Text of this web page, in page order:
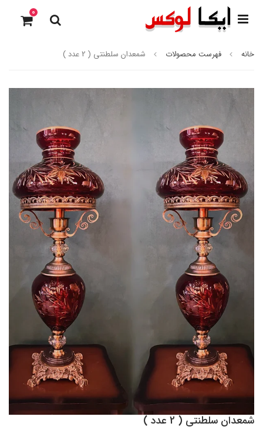
0
خانه فهرست محصولات شمعدان سلطنتی ( 2 عدد )
شمعدان سلطنتی ( 2 عدد )